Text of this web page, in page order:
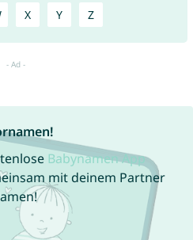
X Y Z
Babynamen App
mit deinem Partner